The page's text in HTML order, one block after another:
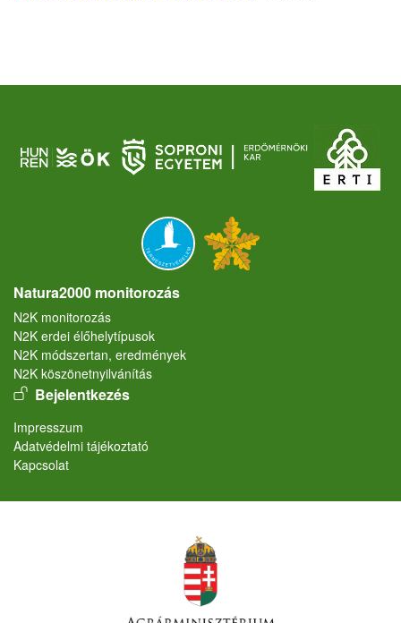
Natura2000 monitorozás
N2K monitorozás
N2K erdei élőhelytípusok
N2K módszertan, eredmények
N2K köszönetnyilvánítás
User account menu
Bejelentkezés
Lábléc
Impresszum
Adatvédelmi tájékoztató
Kapcsolat